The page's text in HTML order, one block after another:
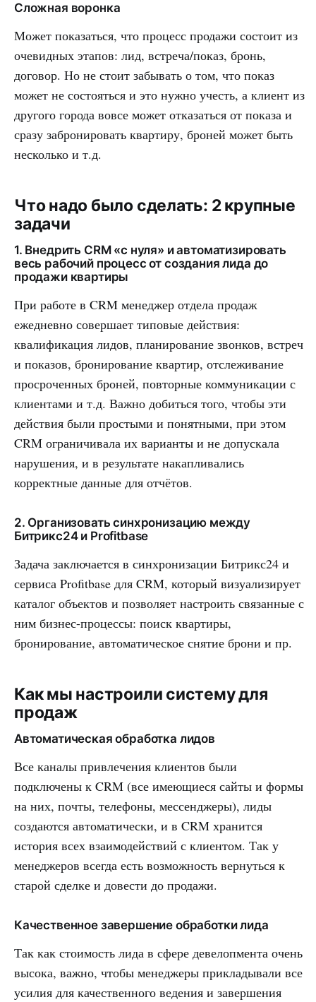
Сложная воронка
Может показаться, что процесс продажи состоит из
очевидных этапов: лид, встреча/показ, бронь,
договор. Но не стоит забывать о том, что показ
может не состояться и это нужно учесть, а клиент из
другого города вовсе может отказаться от показа и
сразу забронировать квартиру, броней может быть
несколько и т.д.
Что надо было сделать: 2 крупные
задачи
1. Внедрить CRM «с нуля» и автоматизировать
весь рабочий процесс от создания лида до
продажи квартиры
При работе в CRM менеджер отдела продаж
ежедневно совершает типовые действия:
квалификация лидов, планирование звонков, встреч
и показов, бронирование квартир, отслеживание
просроченных броней, повторные коммуникации с
клиентами и т.д. Важно добиться того, чтобы эти
действия были простыми и понятными, при этом
CRM ограничивала их варианты и не допускала
нарушения, и в результате накапливались
корректные данные для отчётов.
2. Организовать синхронизацию между
Битрикс24 и Profitbase
Задача заключается в синхронизации Битрикс24 и
сервиса Profitbase для CRM, который визуализирует
каталог объектов и позволяет настроить связанные с
ним бизнес-процессы: поиск квартиры,
бронирование, автоматическое снятие брони и пр.
Как мы настроили систему для
продаж
Автоматическая обработка лидов
Все каналы привлечения клиентов были
подключены к CRM (все имеющиеся сайты и формы
на них, почты, телефоны, мессенджеры), лиды
создаются автоматически, и в CRM хранится
история всех взаимодействий с клиентом. Так у
менеджеров всегда есть возможность вернуться к
старой сделке и довести до продажи.
Качественное завершение обработки лида
Так как стоимость лида в сфере девелопмента очень
высока, важно, чтобы менеджеры прикладывали все
усилия для качественного ведения и завершения